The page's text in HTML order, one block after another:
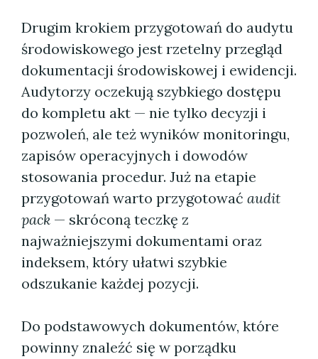
Drugim krokiem przygotowań do audytu
środowiskowego jest rzetelny przegląd
dokumentacji środowiskowej i ewidencji.
Audytorzy oczekują szybkiego dostępu
do kompletu akt — nie tylko decyzji i
pozwoleń, ale też wyników monitoringu,
zapisów operacyjnych i dowodów
stosowania procedur. Już na etapie
przygotowań warto przygotować audit
pack — skróconą teczkę z
najważniejszymi dokumentami oraz
indeksem, który ułatwi szybkie
odszukanie każdej pozycji.
Do podstawowych dokumentów, które
powinny znaleźć się w porządku